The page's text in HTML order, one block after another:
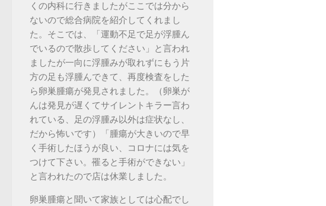
くの内科に行きましたがここでは分から
ないので総合病院を紹介してくれまし
た。そこでは、「運動不足で足が浮腫ん
でいるので散歩してください」と言われ
ましたが一向に浮腫みが取れずにもう片
方の足も浮腫んできて、再度検査をした
ら卵巣腫瘍が発見されました。（卵巣が
んは発見が遅くてサイレントキラー言わ
れている、足の浮腫み以外は症状なし、
だから怖いです）「腫瘍が大きいので早
く手術したほうが良い、コロナには気を
つけて下さい。罹ると手術ができない」
と言われたので店は休業しました。
卵巣腫瘍と聞いて家族としては心配でし